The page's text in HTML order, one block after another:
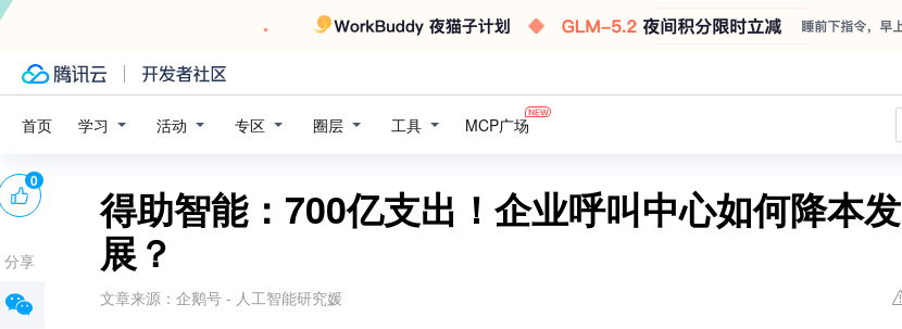
首页 学习 活动 专区 圈层 工具 MCP广场
得助智能：700亿支出！企业呼叫中心如何降本发
展？
文章来源： 企鹅号 - 人工智能研究媛
0
分享